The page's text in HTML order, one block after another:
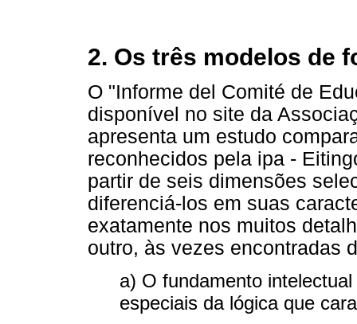
2. Os três modelos de
O "Informe del Comité de
disponível no site da
apresenta um estudo
reconhecidos pela ipa -
partir de seis dimensões
diferenciá-los em suas
exatamente nos muitos
outro, às vezes encontradas
a) O fundamento
especiais da lógica que